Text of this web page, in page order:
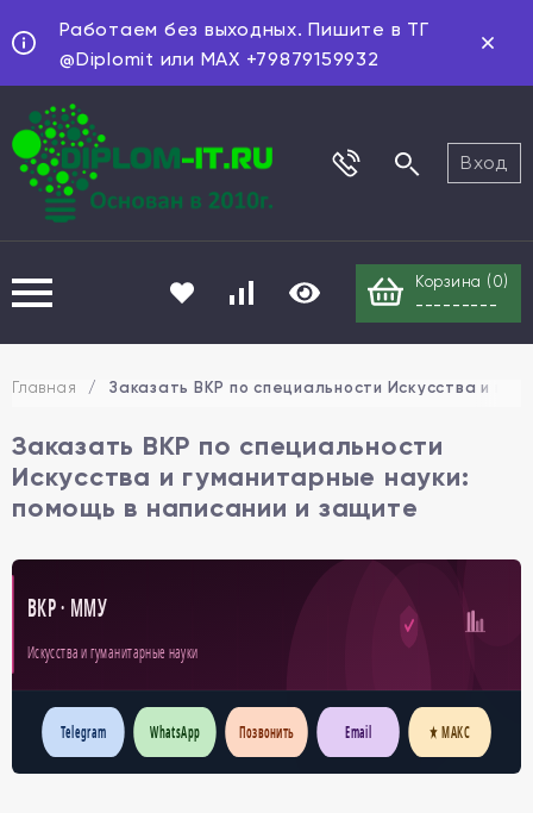
Работаем без выходных. Пишите в ТГ
@Diplomit или MAX +79879159932
Вход
Корзина ( 0)
---------
Главная / Заказать ВКР по специальности Искусства и
Заказать ВКР по специальности
Искусства и гуманитарные науки:
помощь в написании и защите
ВКР · ММУ
Искусства и гуманитарные науки
Telegram WhatsApp Позвонить Email ★ МАКС